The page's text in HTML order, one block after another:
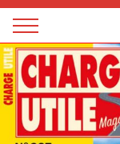
Magazine
Charge
utile
Panneau de gestion